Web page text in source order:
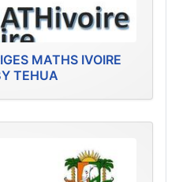
MATHS IVOIRE
TEHUA